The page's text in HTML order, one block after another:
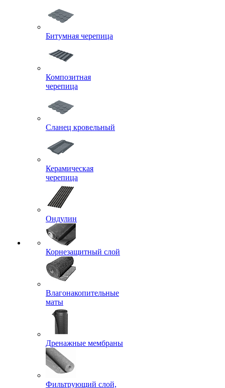
Битумная черепица
Композитная
черепица
Сланец кровельный
Керамическая
черепица
Ондулин
Корнезащитный слой
Влагонакопительные
маты
Дренажные мембраны
Фильтрующий слой,